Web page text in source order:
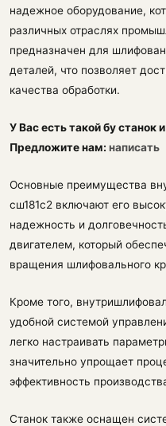
надежное оборудование,
различных отраслях
предназначен для
деталей, что позволяет
качества обработки.
У Вас есть такой бу станок
Предложите нам: написать
Основные преимущества
сш181с2 включают его
надежность и
двигателем, который
вращения шлифовального
Кроме того,
удобной системой
легко настраивать
значительно упрощает
эффективность
Станок также оснащен